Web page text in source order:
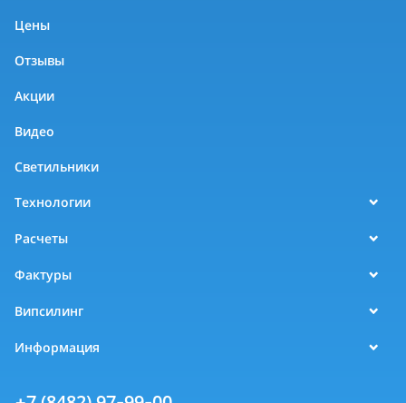
Цены
Отзывы
Акции
Видео
Светильники
Технологии
Расчеты
Фактуры
Випсилинг
Информация